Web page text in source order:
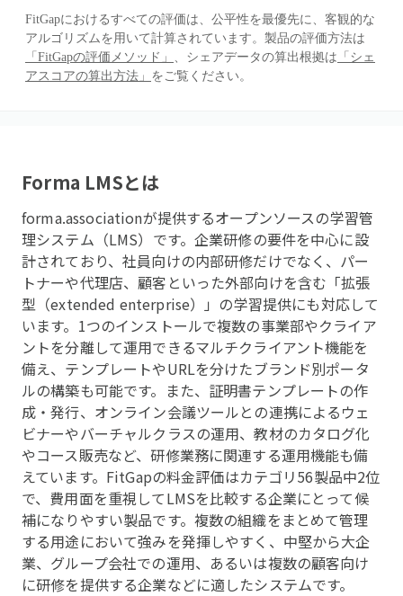
FitGapにおけるすべての評価は、公平性を最優先に、客観的な
アルゴリズムを用いて計算されています。製品の評価方法は
「FitGapの評価メソッド」 、シェアデータの算出根拠は 「シェ
アスコアの算出方法」 をご覧ください。
Forma LMSとは
forma.associationが提供するオープンソースの学習管
理システム（LMS）です。企業研修の要件を中心に設
計されており、社員向けの内部研修だけでなく、パー
トナーや代理店、顧客といった外部向けを含む「拡張
型（extended enterprise）」の学習提供にも対応して
います。1つのインストールで複数の事業部やクライア
ントを分離して運用できるマルチクライアント機能を
備え、テンプレートやURLを分けたブランド別ポータ
ルの構築も可能です。また、証明書テンプレートの作
成・発行、オンライン会議ツールとの連携によるウェ
ビナーやバーチャルクラスの運用、教材のカタログ化
やコース販売など、研修業務に関連する運用機能も備
えています。FitGapの料金評価はカテゴリ56製品中2位
で、費用面を重視してLMSを比較する企業にとって候
補になりやすい製品です。複数の組織をまとめて管理
する用途において強みを発揮しやすく、中堅から大企
業、グループ会社での運用、あるいは複数の顧客向け
に研修を提供する企業などに適したシステムです。